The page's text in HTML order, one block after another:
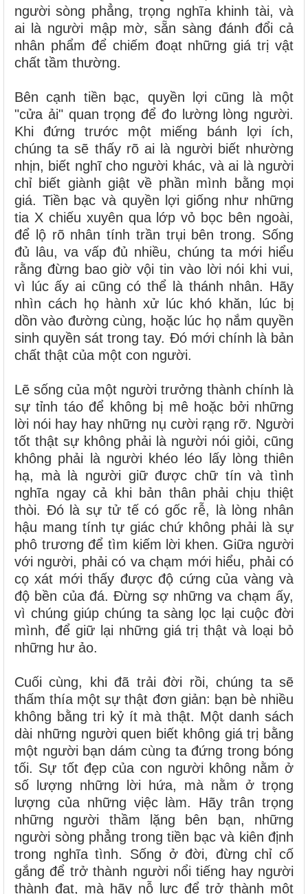
người sòng phẳng, trọng nghĩa khinh tài, và
ai là người mập mờ, sẵn sàng đánh đổi cả
nhân phẩm để chiếm đoạt những giá trị vật
chất tầm thường.
Bên cạnh tiền bạc, quyền lợi cũng là một
"cửa ải" quan trọng để đo lường lòng người.
Khi đứng trước một miếng bánh lợi ích,
chúng ta sẽ thấy rõ ai là người biết nhường
nhịn, biết nghĩ cho người khác, và ai là người
chỉ biết giành giật về phần mình bằng mọi
giá. Tiền bạc và quyền lợi giống như những
tia X chiếu xuyên qua lớp vỏ bọc bên ngoài,
để lộ rõ nhân tính trần trụi bên trong. Sống
đủ lâu, va vấp đủ nhiều, chúng ta mới hiểu
rằng đừng bao giờ vội tin vào lời nói khi vui,
vì lúc ấy ai cũng có thể là thánh nhân. Hãy
nhìn cách họ hành xử lúc khó khăn, lúc bị
dồn vào đường cùng, hoặc lúc họ nắm quyền
sinh quyền sát trong tay. Đó mới chính là bản
chất thật của một con người.
Lẽ sống của một người trưởng thành chính là
sự tỉnh táo để không bị mê hoặc bởi những
lời nói hay hay những nụ cười rạng rỡ. Người
tốt thật sự không phải là người nói giỏi, cũng
không phải là người khéo léo lấy lòng thiên
hạ, mà là người giữ được chữ tín và tình
nghĩa ngay cả khi bản thân phải chịu thiệt
thòi. Đó là sự tử tế có gốc rễ, là lòng nhân
hậu mang tính tự giác chứ không phải là sự
phô trương để tìm kiếm lời khen. Giữa người
với người, phải có va chạm mới hiểu, phải có
cọ xát mới thấy được độ cứng của vàng và
độ bền của đá. Đừng sợ những va chạm ấy,
vì chúng giúp chúng ta sàng lọc lại cuộc đời
mình, để giữ lại những giá trị thật và loại bỏ
những hư ảo.
Cuối cùng, khi đã trải đời rồi, chúng ta sẽ
thấm thía một sự thật đơn giản: bạn bè nhiều
không bằng tri kỷ ít mà thật. Một danh sách
dài những người quen biết không giá trị bằng
một người bạn dám cùng ta đứng trong bóng
tối. Sự tốt đẹp của con người không nằm ở
số lượng những lời hứa, mà nằm ở trọng
lượng của những việc làm. Hãy trân trọng
những người thầm lặng bên bạn, những
người sòng phẳng trong tiền bạc và kiên định
trong nghĩa tình. Sống ở đời, đừng chỉ cố
gắng để trở thành người nổi tiếng hay người
thành đạt, mà hãy nỗ lực để trở thành một